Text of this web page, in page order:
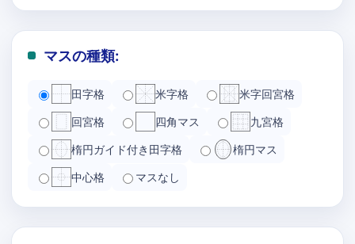
マスの種類:
田字格 米字格 米字回宮格
回宮格 四角マス 九宮格
楕円ガイド付き田字格 楕円マス
中心格 マスなし